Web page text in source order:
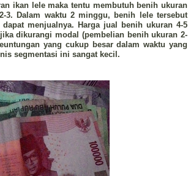
ikan lele maka tentu membutuh benih ukuran
Dalam waktu 2 minggu, benih lele tersebut
menjualnya. Harga jual benih ukuran 4-5
dikurangi modal (pembelian benih ukuran 2-
yang cukup besar dalam waktu yang
segmentasi ini sangat kecil.